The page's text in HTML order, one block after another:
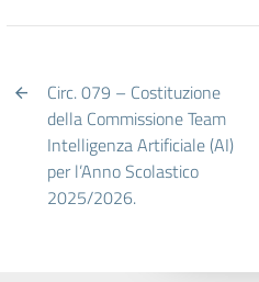
Circ. 079 – Costituzione
della Commissione Team
Intelligenza Artificiale (AI)
per l’Anno Scolastico
2025/2026.